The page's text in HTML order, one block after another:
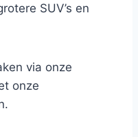
SUV’s en
via onze
onze